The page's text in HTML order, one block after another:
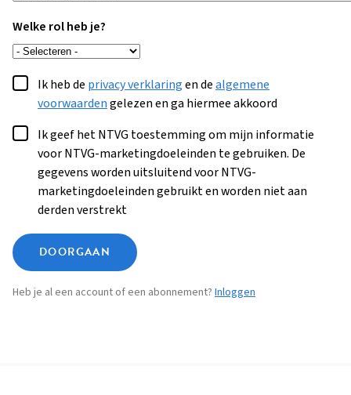
Welke rol heb je?
Ik heb de privacy verklaringen dealgemene
voorwaardengelezen en ga hiermee akkoord
Ik geef het NTVG toestemming om mijn informatie
voor NTVG-marketingdoeleinden te gebruiken. De
gegevens worden uitsluitend voor NTVG-
marketingdoeleinden gebruikt en worden niet aan
derden verstrekt
DOORGAAN
Heb je al een account of een abonnement? Inloggen